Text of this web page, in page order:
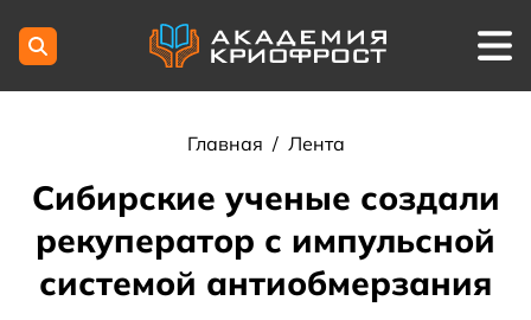
Главная / Лента
Сибирские ученые создали
рекуператор с импульсной
системой антиобмерзания